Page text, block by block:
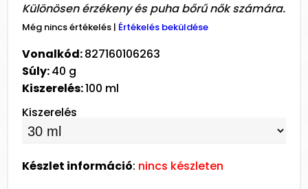
Különösen érzékeny és puha bőrű nők számára.
Még nincs értékelés | Értékelés beküldése
Vonalkód:827160106263
Súly:40 g
Kiszerelés:100 ml
Kiszerelés
Készlet információ: nincs készleten